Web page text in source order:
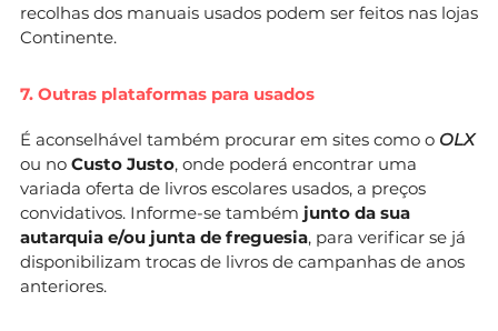
recolhas dos manuais usados podem ser feitos nas lojas
Continente.
7. Outras plataformas para usados
É aconselhável também procurar em sites como o OLX
ou no Custo Justo, onde poderá encontrar uma
variada oferta de livros escolares usados, a preços
convidativos. Informe-se também junto da sua
autarquia e/ou junta de freguesia, para verificar se já
disponibilizam trocas de livros de campanhas de anos
anteriores.